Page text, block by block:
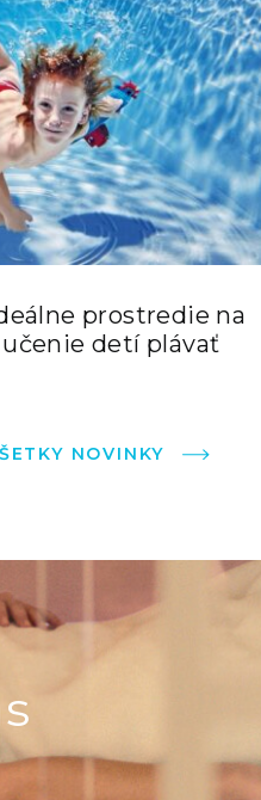
prostredie na
detí plávať
NOVINKY